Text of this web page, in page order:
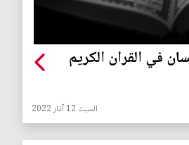
في القران الكريم
السبت 12 آذار 2022